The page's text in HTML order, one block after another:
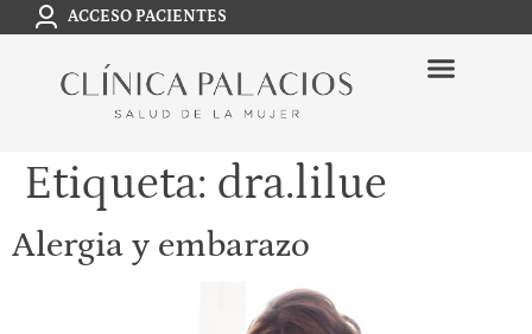
ACCESO PACIENTES
Etiqueta: dra.lilue
Alergia y embarazo